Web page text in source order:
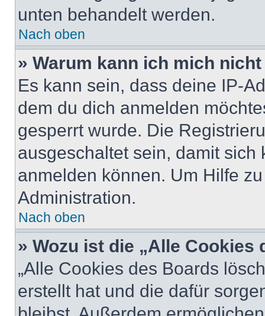
unten behandelt werden.
Nach oben
» Warum kann ich mich
Es kann sein, dass deine IP-
dem du dich anmelden
gesperrt wurde. Die
ausgeschaltet sein, damit
anmelden können. Um Hilfe
Administration.
Nach oben
» Wozu ist die „Alle
„Alle Cookies des Boards
erstellt hat und die dafür